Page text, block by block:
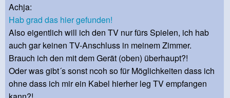
Achja:
Hab grad das hier gefunden!
Also eigentlich will ich den TV nur fürs Spielen, ich hab
auch gar keinen TV-Anschluss in meinem Zimmer.
Brauch ich den mit dem Gerät (oben) überhaupt?!
Oder was gibt´s sonst ncoh so für Möglichkeiten dass ich
ohne dass ich mir ein Kabel hierher leg TV empfangen